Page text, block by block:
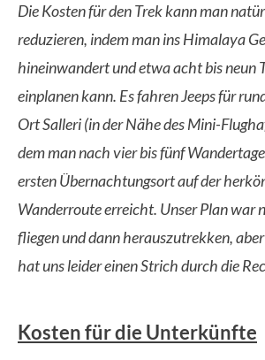
Die Kosten für den Trek kann man
reduzieren, indem man ins Himalaya
hineinwandert und etwa acht bis neun
einplanen kann. Es fahren Jeeps für
Ort Salleri (in der Nähe des Mini-
dem man nach vier bis fünf
ersten Übernachtungsort auf der
Wanderroute erreicht. Unser Plan war
fliegen und dann herauszutrekken,
hat uns leider einen Strich durch die
Kosten für die Unterkünfte